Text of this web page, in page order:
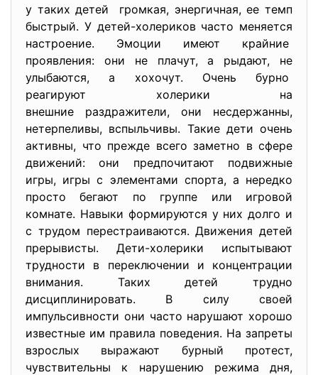
у таких детей громкая, энергичная, ее темп
быстрый. У детей-холериков часто меняется
настроение. Эмоции имеют крайние
проявления: они не плачут, а рыдают, не
улыбаются, а хохочут. Очень бурно
реагируют холерики на
внешние раздражители, они несдержанны,
нетерпеливы, вспыльчивы. Такие дети очень
активны, что прежде всего заметно в сфере
движений: они предпочитают подвижные
игры, игры с элементами спорта, а нередко
просто бегают по группе или игровой
комнате. Навыки формируются у них долго и
с трудом перестраиваются. Движения детей
прерывисты. Дети-холерики испытывают
трудности в переключении и концентрации
внимания. Таких детей трудно
дисциплинировать. В силу своей
импульсивности они часто нарушают хорошо
известные им правила поведения. На запреты
взрослых выражают бурный протест,
чувствительны к нарушению режима дня,